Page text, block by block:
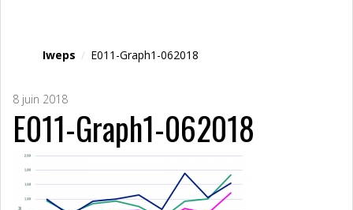
Iweps / E011-Graph1-062018
8 juin 2018
E011-Graph1-062018